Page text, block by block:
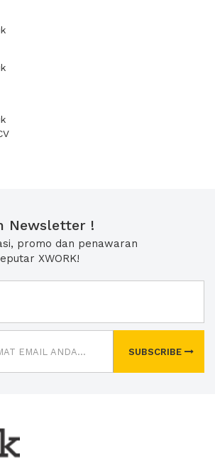
Newsletter !
promo dan penawaran
XWORK!
SUBSCRIBE